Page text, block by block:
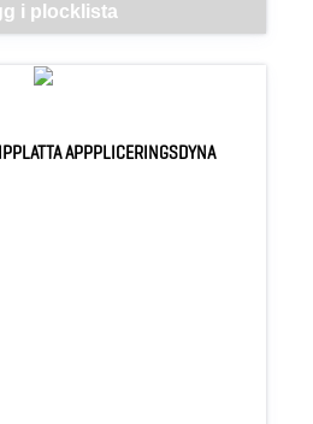
i plocklista
APPPLICERINGSDYNA